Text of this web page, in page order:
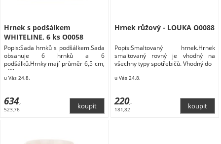
Hrnek s podšálkem
WHITELINE, 6 ks O0058
Popis:Sada hrnků s podšálkem.Sada
obsahuje 6 hrnků a 6
podšálků.Hrnky mají průměr 6,5 cm,
výšku
u Vás 24.8.
634,-
523,76
Hrnek růžový - LOUKA O0088
Popis:Smaltovaný hrnek.Hrnek
smaltovaný rovný je vhodný na
všechny typy spotřebičů. Vhodný do
u Vás 24.8.
220,-
181,82